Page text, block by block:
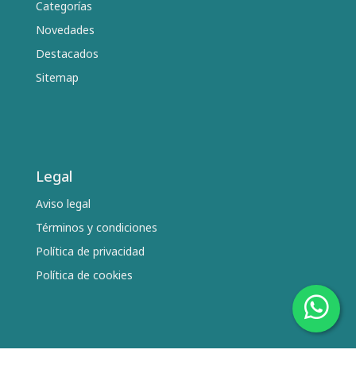
Categorías
Novedades
Destacados
Sitemap
Legal
Aviso legal
Términos y condiciones
Política de privacidad
Política de cookies